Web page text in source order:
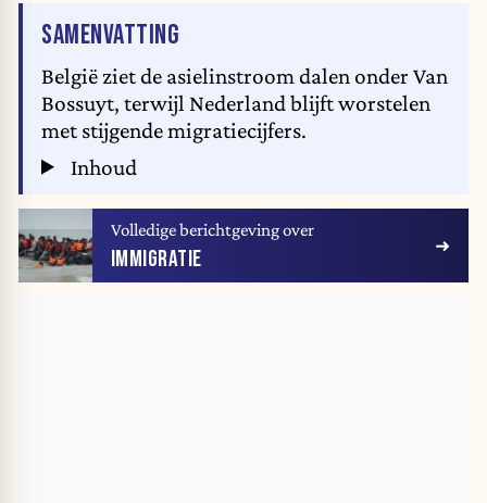
SAMENVATTING
België ziet de asielinstroom dalen onder Van
Bossuyt, terwijl Nederland blijft worstelen
met stijgende migratiecijfers.
Inhoud
Volledige berichtgeving over
IMMIGRATIE